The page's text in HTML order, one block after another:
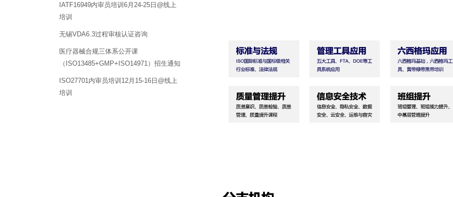
IATF16949内审员培训6月24-25日@线上
培训
无锡VDA6.3过程审核认证咨询
医疗器械合规三体系公开课
（ISO13485+GMP+ISO14971）招生通知
ISO27701内审员培训12月15-16日@线上
培训